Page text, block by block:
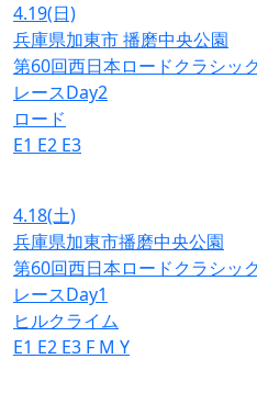
4.19(日)
兵庫県加東市 播磨中央公園
第60回西日本ロードクラシッ
レースDay2
ロード
E1 E2 E3
4.18(土)
兵庫県加東市播磨中央公園
第60回西日本ロードクラシッ
レースDay1
ヒルクライム
E1 E2 E3 F M Y